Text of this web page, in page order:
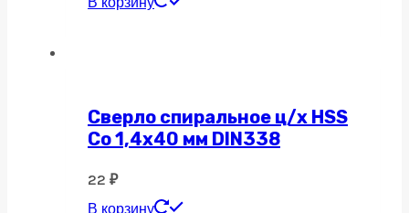
Сверло спиральное ц/х HSS
Co 1,4х40 мм DIN338
22 ₽
В корзину